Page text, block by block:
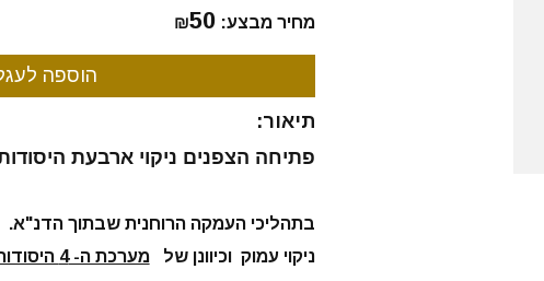
מחיר מבצע: ₪50
תיאור:
פתיחה הצפנים ניקוי ארבעת
בתהליכי העמקה הרוחנית שבתוך
ניקוי עמוק וכיוונן שלמערכת ה- 4 היסודות.